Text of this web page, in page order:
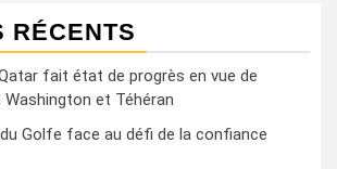
RÉCENTS
fait état de progrès en vue de
et Téhéran
Golfe face au défi de la confiance